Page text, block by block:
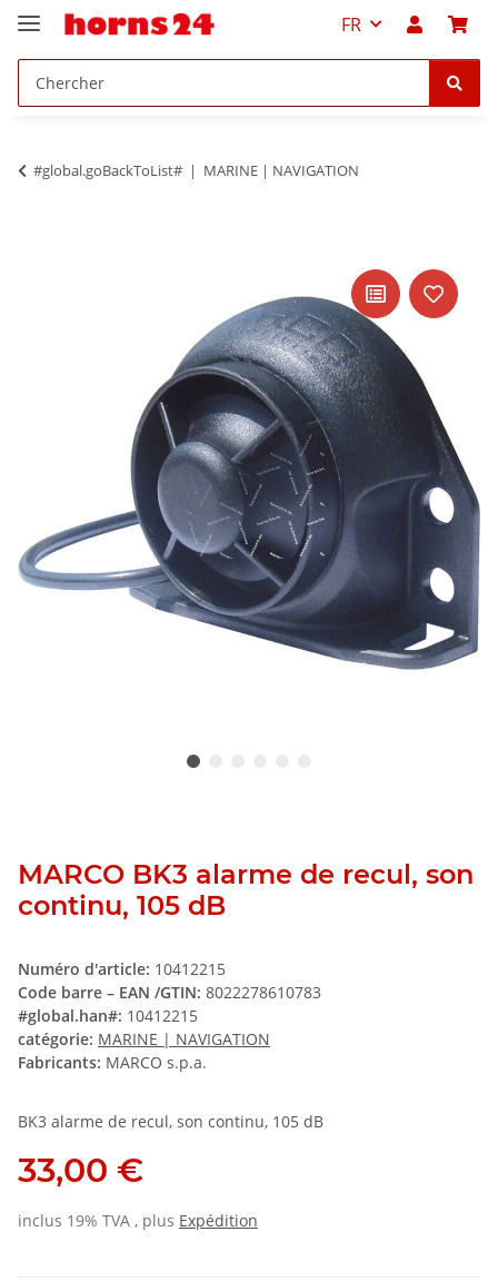
FR
#global.goBackToList# MARINE | NAVIGATION
MARCO BK3 alarme de recul, son
continu, 105 dB
Numéro d'article: 10412215
Code barre – EAN /GTIN: 8022278610783
#global.han#: 10412215
catégorie: MARINE | NAVIGATION
Fabricants: MARCO s.p.a.
BK3 alarme de recul, son continu, 105 dB
33,00 €
inclus 19% TVA , plus Expédition